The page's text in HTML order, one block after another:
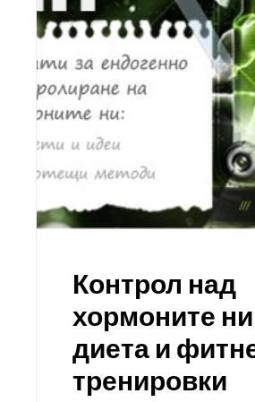
Контрол над
хормоните
диета и
тренировки